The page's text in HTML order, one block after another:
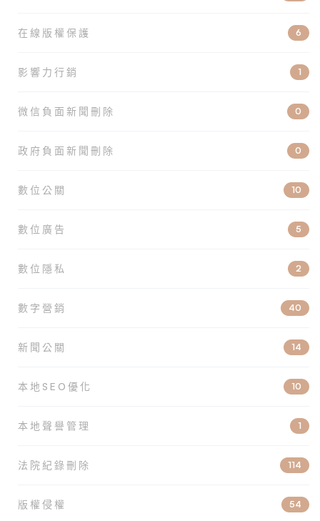
在線版權保護 6
影響力行銷 1
微信負面新聞刪除 0
政府負面新聞刪除 0
數位公關 10
數位廣告 5
數位隱私 2
數字營銷 40
新聞公關 14
本地SEO優化 10
本地聲譽管理 1
法院紀錄刪除 114
版權侵權 54